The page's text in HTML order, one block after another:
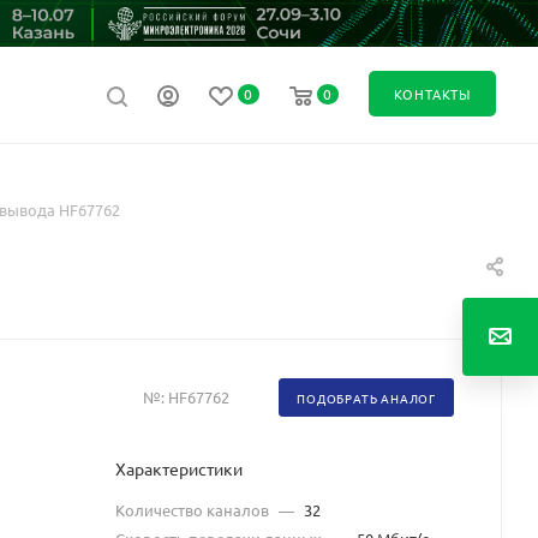
0 0 КОНТАКТЫ
HF67762
№: HF67762 ПОДОБРАТЬ АНАЛОГ
Характеристики
Количество каналов — 32